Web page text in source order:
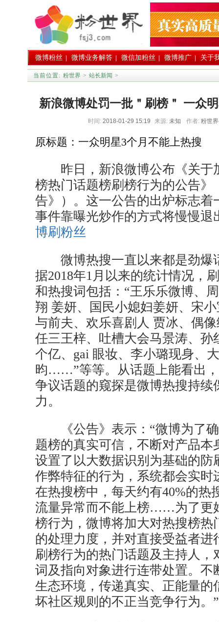
微博粉丝 微博业务解答 微信加粉丝 微博推广| 关于
当前位置: 粉世界 > 站长新闻 >
新浪微博处罚一批＂刷榜＂ 一众
时间: 2018-01-29 15:19 来源: 未知 作者: 粉世
原标题：一众明星3个月不能上热搜
昨日，新浪微博公布《关于
榜热门话题榜刷榜行为的公告》
告》）。这一公告的出炉标志着
事件靠曝光炒作的方式将慢慢退
博刷粉丝
微博热搜一直以来都是劲爆
据2018年1月以来的统计情况，
和热搜词包括：“王乐乐微博、
翔 姜妍、国民小媳妇姜妍、宋
与前夫、欢乐喜剧人 贾冰、偶
任三王梓、吐槽大会马景涛、孙
个亿、gai 眼妆、李小璐现身、
昀……”等等。从话题上能看出
争议话题的窥探是微博热搜持续
力。
《公告》表示：“微博为了确
题榜的真实可信，不断对产品本
设置了以大数据识别为基础的防
作弊特征的行为，系统都会实时
在热搜榜中，每天约有40%的热
流量异常而不能上榜……为了更
榜行为，微博将加大对热搜榜热
的处理力度，并对直接受益者进
刷榜行为的热门话题及主持人，
词及指向对象进行连带处置。不
生态环境，传递真实、正能量的
坏社区规则的不正当竞争行为。”